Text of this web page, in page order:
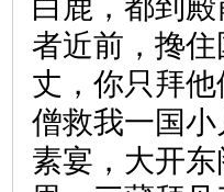
白鹿，都到
者近前，搀
丈，你只拜他
僧救我一国
素宴，大开